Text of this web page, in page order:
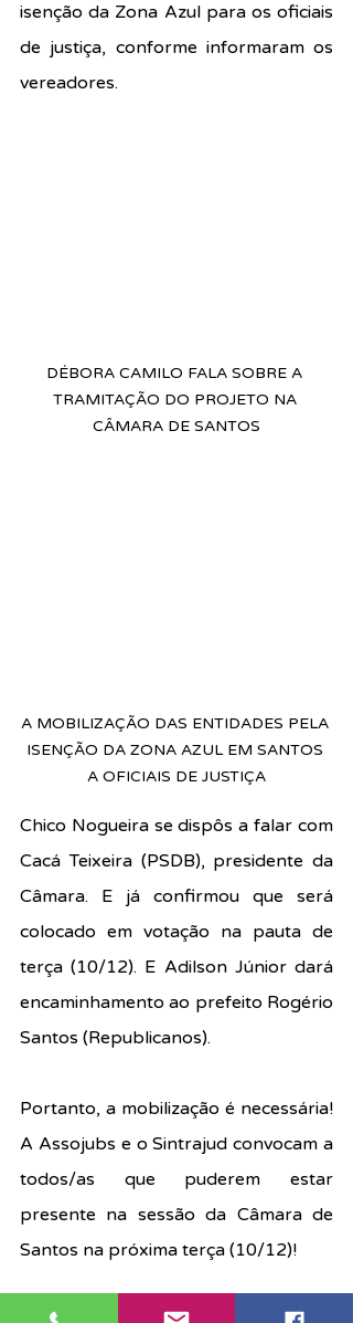
isenção da Zona Azul para os oficiais
de justiça, conforme informaram os
vereadores.
DÉBORA CAMILO FALA SOBRE A
TRAMITAÇÃO DO PROJETO NA
CÂMARA DE SANTOS
A MOBILIZAÇÃO DAS ENTIDADES PELA
ISENÇÃO DA ZONA AZUL EM SANTOS
A OFICIAIS DE JUSTIÇA
Chico Nogueira se dispôs a falar com
Cacá Teixeira (PSDB), presidente da
Câmara. E já confirmou que será
colocado em votação na pauta de
terça (10/12). E Adilson Júnior dará
encaminhamento ao prefeito Rogério
Santos (Republicanos).
Portanto, a mobilização é necessária!
A Assojubs e o Sintrajud convocam a
todos/as que puderem estar
presente na sessão da Câmara de
Santos na próxima terça (10/12)!